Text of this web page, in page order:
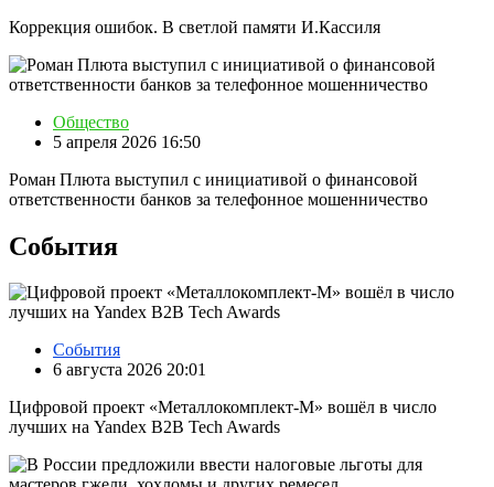
Коррекция ошибок. В светлой памяти И.Кассиля
Общество
5 апреля 2026 16:50
Роман Плюта выступил с инициативой о финансовой
ответственности банков за телефонное мошенничество
События
События
6 августа 2026 20:01
Цифровой проект «Металлокомплект-М» вошёл в число
лучших на Yandex B2B Tech Awards